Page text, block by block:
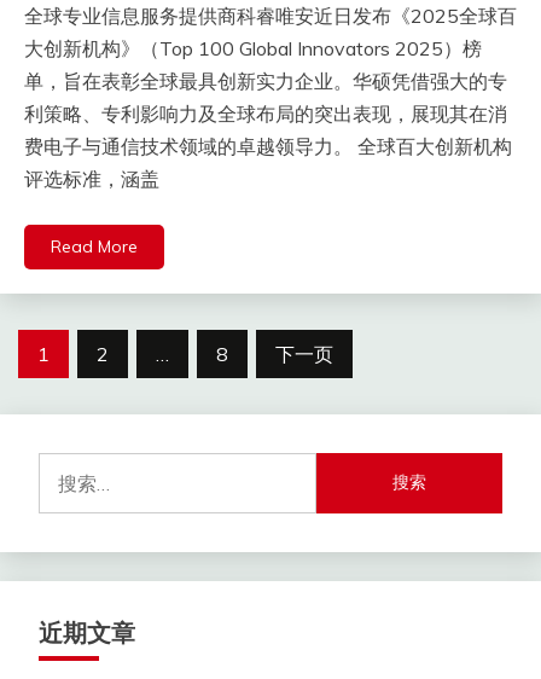
全球专业信息服务提供商科睿唯安近日发布《2025全球百
大创新机构》（Top 100 Global Innovators 2025）榜
单，旨在表彰全球最具创新实力企业。华硕凭借强大的专
利策略、专利影响力及全球布局的突出表现，展现其在消
费电子与通信技术领域的卓越领导力。 ​全球百大创新机构
评选标准，涵盖
Read More
文
1 2 8 下一页
索：
近期文章